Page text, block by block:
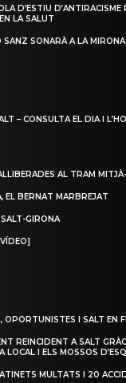
D’ESTIU
LA SALUT
SANZ SONARÀ A LA MIRONA
– CONSULTA EL DIA I
AL TRAM
EL BERNAT MARBREJAT
GIRONA
I SALT EN
REINCIDENT A SALT
LOCAL I ELS MOSSOS
MULTATS I 20